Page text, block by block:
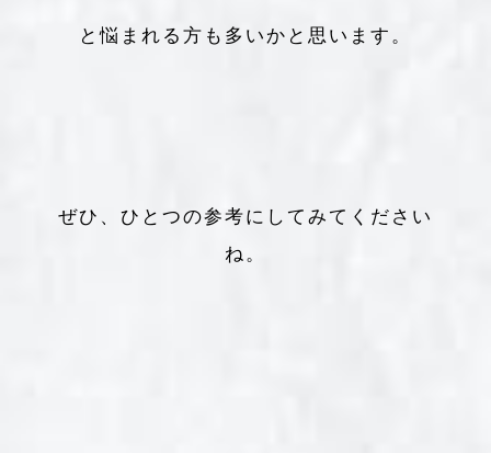
と悩まれる方も多いかと思います。
ぜひ、ひとつの参考にしてみてください
ね。